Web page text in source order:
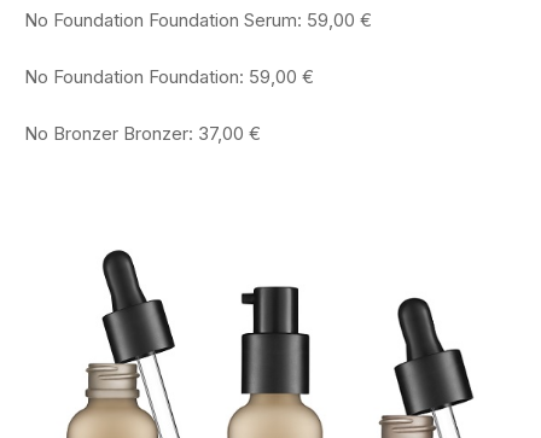
No Foundation Foundation Serum: 59,00 €
No Foundation Foundation: 59,00 €
No Bronzer Bronzer: 37,00 €